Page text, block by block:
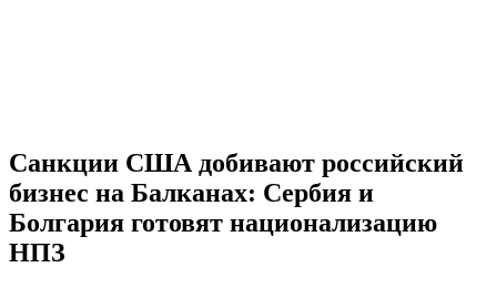
Санкции США добивают российский
бизнес на Балканах: Сербия и
Болгария готовят национализацию
НПЗ